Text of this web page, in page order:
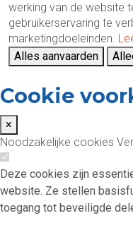
werking van de website
gebruikerservaring te
marketingdoeleinden.
Alles aanvaarden
Cookie
×
Noodzakelijke cookies
Deze cookies zijn
website. Ze stellen
toegang tot beveiligde